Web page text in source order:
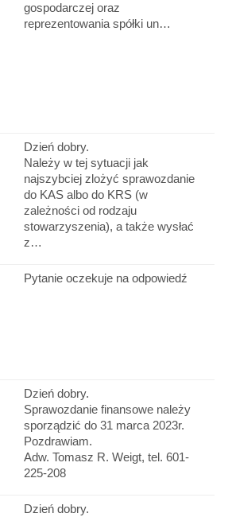
gospodarczej oraz
reprezentowania spółki un…
Dzień dobry.
Należy w tej sytuacji jak
najszybciej zlożyć sprawozdanie
do KAS albo do KRS (w
zależności od rodzaju
stowarzyszenia), a także wysłać
z…
Pytanie oczekuje na odpowiedź
Dzień dobry.
Sprawozdanie finansowe należy
sporządzić do 31 marca 2023r.
Pozdrawiam.
Adw. Tomasz R. Weigt, tel. 601-
225-208
Dzień dobry.